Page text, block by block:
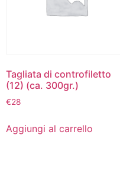
Tagliata di controfiletto
(12) (ca. 300gr.)
€28
Aggiungi al carrello